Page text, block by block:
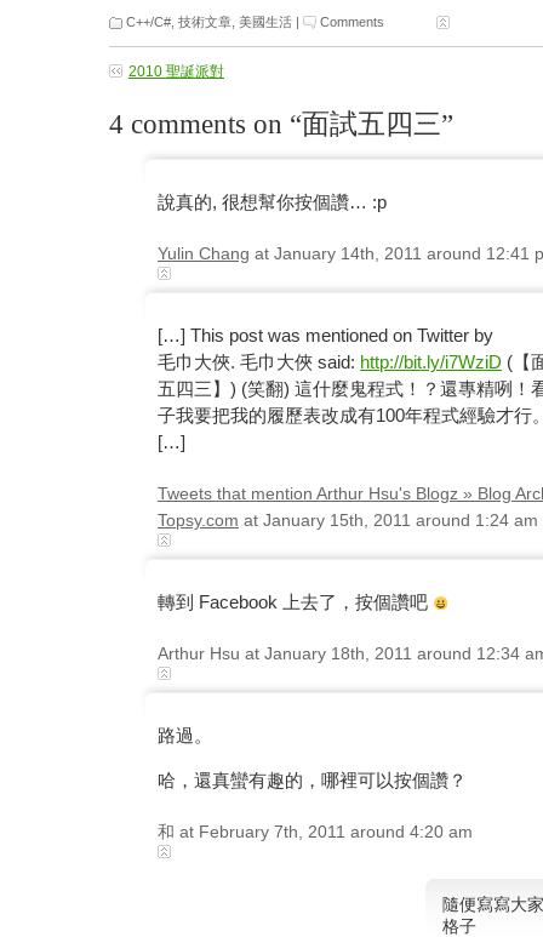
C++/C# 技術文章 美國生活 | Comments
2010 聖誕派對
4 comments on “面試五四三”
說真的, 很想幫你按個讚… :p
Yulin Chang at January 14th, 2011 around 12:41
[…] This post was mentioned on Twitter by
毛巾大俠. 毛巾大俠 said: http://bit.ly/i7WziD (【
五四三】) (笑翻) 這什麼鬼程式！？還專精咧！
子我要把我的履歷表改成有100年程式經驗才行
[…]
Tweets that mention Arthur Hsu's Blogz » Blog
Topsy.com at January 15th, 2011 around 1:24 am
轉到 Facebook 上去了，按個讚吧
Arthur Hsu at January 18th, 2011 around 12:34
路過。
哈，還真蠻有趣的，哪裡可以按個讚？
和 at February 7th, 2011 around 4:20 am
隨便寫寫大
格子